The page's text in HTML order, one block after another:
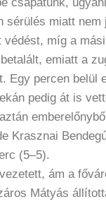
sérülés miatt
míg a
emiatt a
Egy percen belül
pedig át is
Krasznai
(5–5).
ám a
Mátyás